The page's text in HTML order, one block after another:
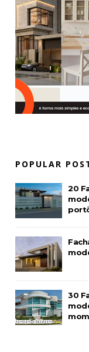
POPULAR
20
30